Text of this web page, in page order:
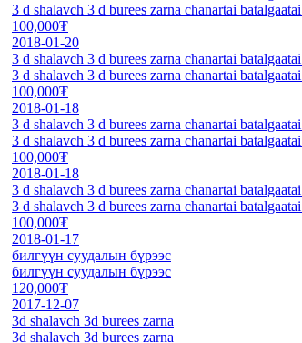
3 d shalavch 3 d burees zarna chanartai
100,000₮
2018-01-20
3 d shalavch 3 d burees zarna chanartai
3 d shalavch 3 d burees zarna chanartai
100,000₮
2018-01-18
3 d shalavch 3 d burees zarna chanartai
3 d shalavch 3 d burees zarna chanartai
100,000₮
2018-01-18
3 d shalavch 3 d burees zarna chanartai
3 d shalavch 3 d burees zarna chanartai
100,000₮
2018-01-17
билгүүн суудалын бүрээс
билгүүн суудалын бүрээс
120,000₮
2017-12-07
3d shalavch 3d burees zarna
3d shalavch 3d burees zarna